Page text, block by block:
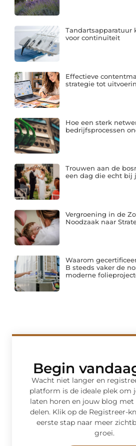
Tandartsapparatuur
voor continuïteit
Effectieve
strategie tot
Hoe een sterk
bedrijfsprocessen
Trouwen aan de
een dag die echt bij
Vergroening in de
Noodzaak naar
Waarom
B steeds vaker de
moderne
Begin
Wacht niet langer en
platform is de ideale plek om
laten horen en jouw blog met
delen. Klik op de Registreer-
eerste stap naar meer
groei.